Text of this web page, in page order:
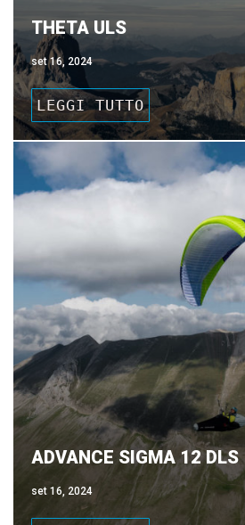
THETA ULS
set 16, 2024
LEGGI TUTTO
ADVANCE SIGMA 12 DLS
set 16, 2024